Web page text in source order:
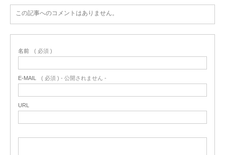
この記事へのコメントはありません。
名前 ( 必須 )
E-MAIL ( 必須 ) - 公開されません -
URL